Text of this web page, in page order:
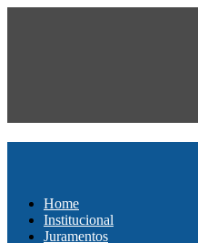
Home
Institucional
Juramentos